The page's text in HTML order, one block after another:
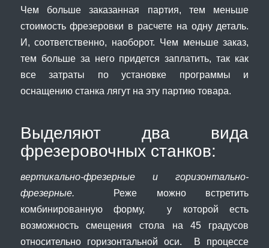
Чем больше заказанная партия, тем меньше
стоимость фрезеровки в расчете на одну деталь.
И, соответственно, наоборот. Чем меньше заказ,
тем больше за него придется заплатить, так как
все затраты по установке программы и
оснащению станка лягут на эту партию товара.
Выделяют два вида
фрезеровочных станков:
вертикально-фрезерные и горизонтально-
фрезерные. Реже можно встретить
комбинированную форму, у которой есть
возможность смещения стола на 45 градусов
относительно горизонтальной оси. В процессе